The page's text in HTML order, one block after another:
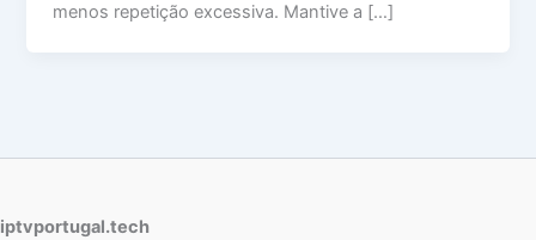
menos repetição excessiva. Mantive a […]
iptvportugal.tech